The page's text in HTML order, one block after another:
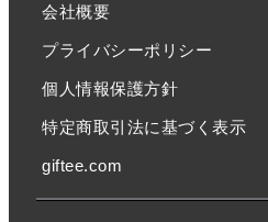
会社概要
プライバシーポリシー
個人情報保護方針
特定商取引法に基づく表示
giftee.com